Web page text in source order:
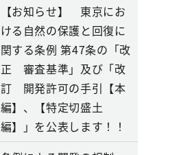
【お知らせ】 東京にお
ける自然の保護と回復に
関する条例 第47条の「改
正 審査基準」及び「改
訂 開発許可の手引【本
編】、【特定切盛土
編】」を公表します！！